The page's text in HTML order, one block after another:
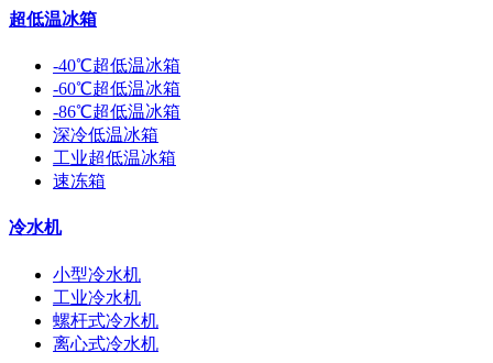
超低温冰箱
-40℃超低温冰箱
-60℃超低温冰箱
-86℃超低温冰箱
深冷低温冰箱
工业超低温冰箱
速冻箱
冷水机
小型冷水机
工业冷水机
螺杆式冷水机
离心式冷水机